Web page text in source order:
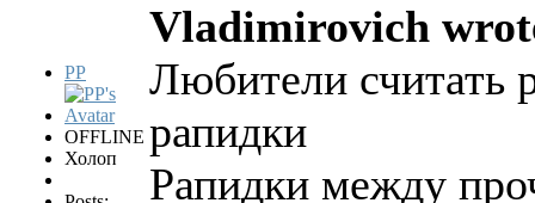
PP
OFFLINE
Холоп
Vladimirovich
Любители считать
рапидки
Рапидки между